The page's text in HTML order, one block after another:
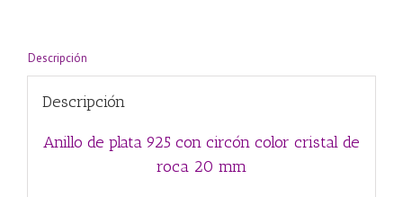
mm
Descripción
Descripción
Anillo de plata 925 con circón color cristal de
roca 20 mm